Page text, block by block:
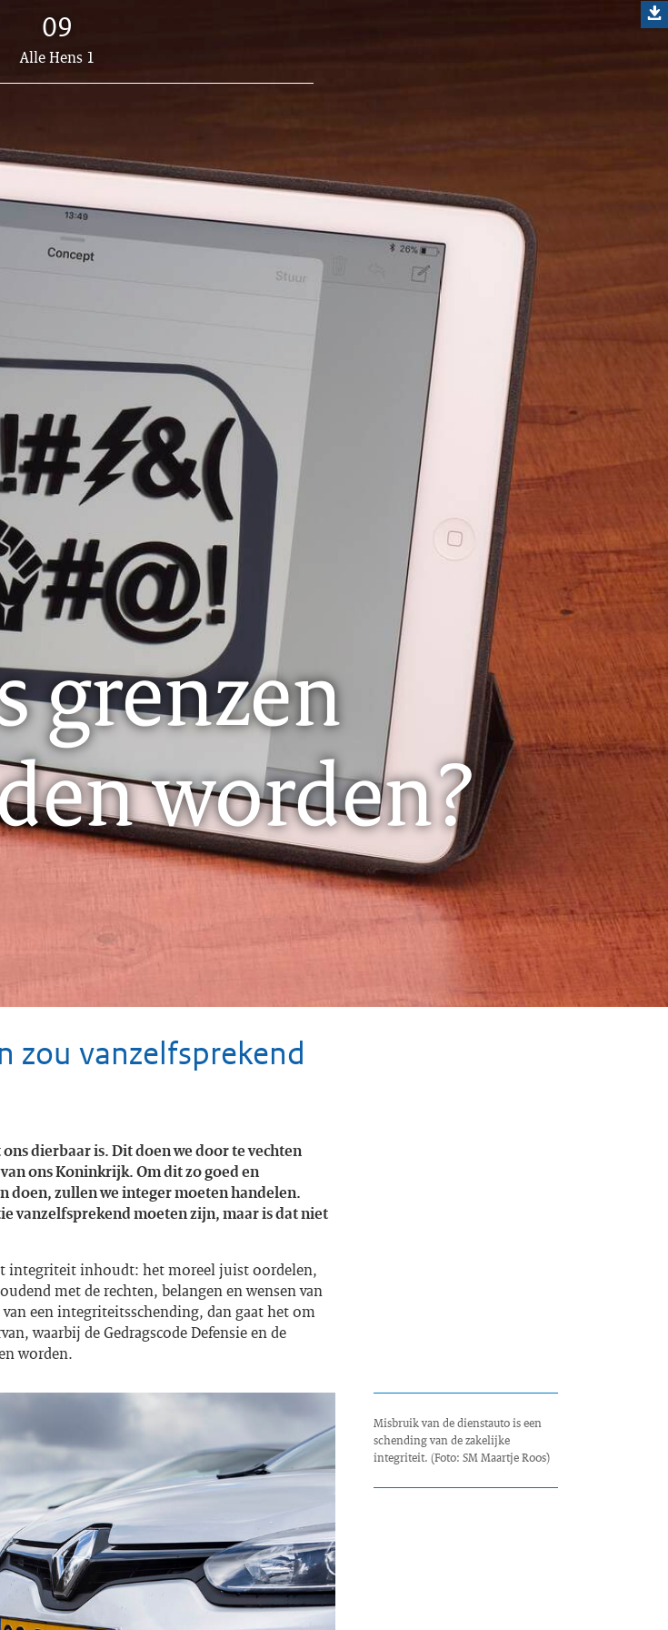
09
Dit
Alle Hens 1
grenzen
worden?
zou vanzelfsprekend
dierbaar is. Dit doen we door te vechten
ons Koninkrijk. Om dit zo goed en
doen, zullen we integer moeten handelen.
vanzelfsprekend moeten zijn, maar is dat niet
integriteit inhoudt: het moreel juist oordelen,
met de rechten, belangen en wensen van
een integriteitsschending, dan gaat het om
waarbij de Gedragscode Defensie en de
worden.
Misbruik van de dienstauto is een
schending van de zakelijke
integriteit. (Foto: SM Maartje Roos)